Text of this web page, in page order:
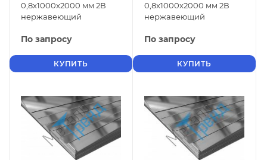
0,8x1000x2000 мм 2В
нержавеющий
По запросу
КУПИТЬ
0,8x1000x2000 мм 2В
нержавеющий
По запросу
КУПИТЬ